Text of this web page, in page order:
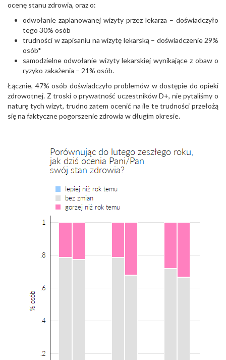
ocenę stanu zdrowia, oraz o:
odwołanie zaplanowanej wizyty przez lekarza – doświadczyło
tego 30% osób
trudności w zapisaniu na wizytę lekarską – doświadczenie 29%
osób*
samodzielne odwołanie wizyty lekarskiej wynikające z obaw o
ryzyko zakażenia – 21% osób.
Łącznie, 47% osób doświadczyło problemów w dostępie do opieki
zdrowotnej. Z troski o prywatność uczestników D+, nie pytaliśmy o
naturę tych wizyt, trudno zatem ocenić na ile te trudności przełożą
się na faktyczne pogorszenie zdrowia w długim okresie.